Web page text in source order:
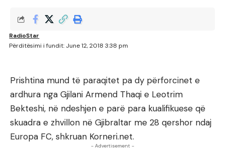
Përditësimi i fundit: June 12, 2018 3:38 pm
RadioStar
Prishtina mund të paraqitet pa dy përforcinet e
ardhura nga Gjilani Armend Thaqi e Leotrim
Bekteshi, në ndeshjen e parë para kualifikuese që
skuadra e zhvillon në Gjibraltar me 28 qershor ndaj
Europa FC, shkruan Korneri.net.
- Advertisement -